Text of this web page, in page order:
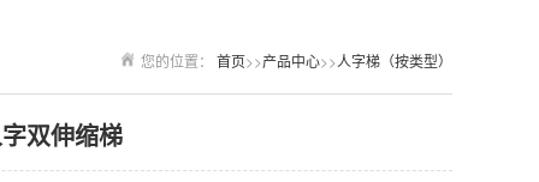
您的位置： 首页>>产品中心>>人字梯（按类型）
双伸缩梯